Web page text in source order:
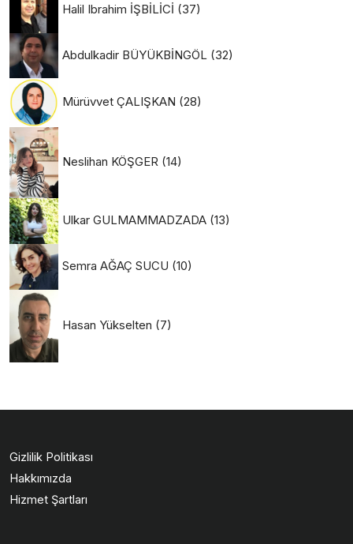
Halil Ibrahim İŞBİLİCİ (37)
Abdulkadir BÜYÜKBİNGÖL (32)
Mürüvvet ÇALIŞKAN (28)
Neslihan KÖŞGER (14)
Ulkar GULMAMMADZADA (13)
Semra AĞAÇ SUCU (10)
Hasan Yükselten (7)
Gizlilik Politikası
Hakkımızda
Hizmet Şartları